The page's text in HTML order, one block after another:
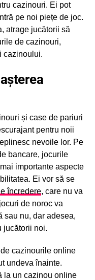
cazinouri. Ei pot
pe noi piețe de joc.
atrage jucătorii să
de cazinouri,
cazinoului.
și case de pariuri
pentru noii
nevoile lor. Pe
bancare, jocurile
importante aspecte
Ei vor să se
încredere, care nu va
de noroc va
sau nu, dar adesea,
jucătorii noi.
cazinourile online
undeva înainte.
la un cazinou online